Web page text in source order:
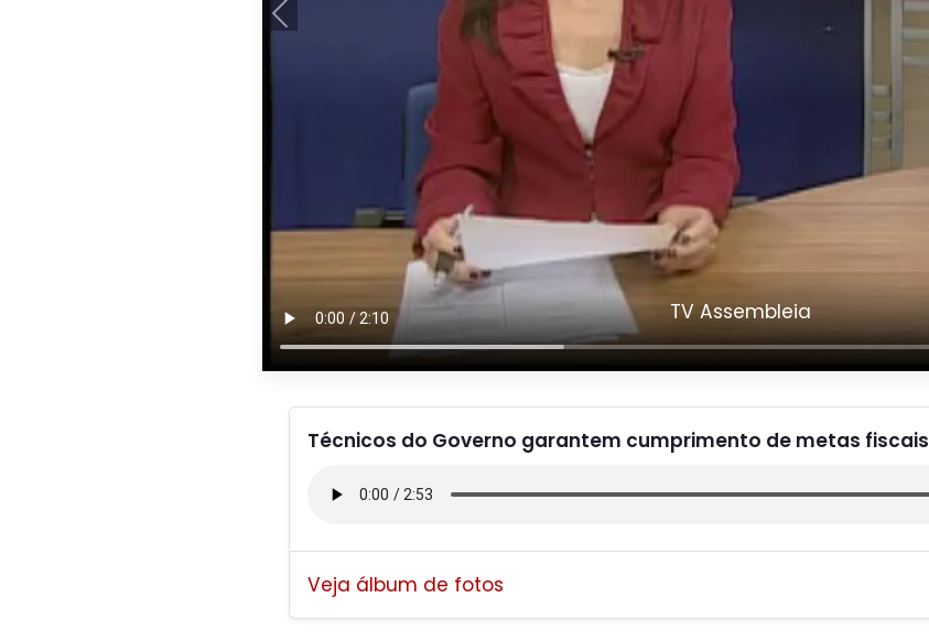
TV Assembleia
Anterior
Técnicos do Governo garantem cumprimento de metas fiscais
Veja álbum de fotos